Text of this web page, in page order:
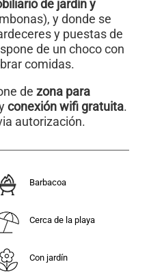
de jardín y
y donde se
y puestas de
de un choco con
comidas.
de zona para
conexión wifi gratuita.
autorización.
Barbacoa
Cerca de la playa
Con jardín